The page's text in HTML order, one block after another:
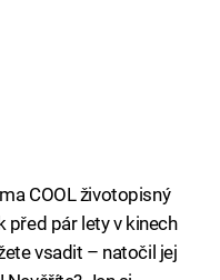
COOL životopisný
před pár lety v kinech
vsadit – natočil jej